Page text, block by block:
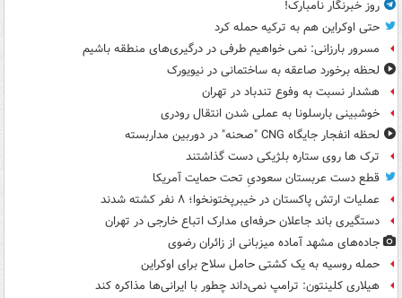
روز خبرنگار نامبارک!
حتی اوکراین هم به ترکیه حمله کرد
مسرور بارزانی: نمی خواهیم طرفی در درگیری‌های منطقه باشیم
لحظه برخورد صاعقه به ساختمانی در نیویورک
هشدار نسبت به وفوع تندباد در تهران
خوشبینی بارسلونا به عملی شدن انتقال رودری
لحظه انفجار جایگاه CNG "صحنه" در دوربین مداربسته
ترک ها روی ستاره بلژیکی دست گذاشتند
قطع دست عربستان سعودیِ تحت حمایت آمریکا
عملیات ارتش پاکستان در خیبرپختونخوا؛ ۸ نفر کشته شدند
دستگیری باند جاعلان حرفه‌ای مدارک اتباع خارجی در تهران
جاده‌های مشهد آماده میزبانی از زائران رضوی
حمله روسیه به یک کشتی حامل سلاح برای اوکراین
هیلاری کلینتون: ترامپ نمی‌داند چطور با ایرانی‌ها مذاکره کند